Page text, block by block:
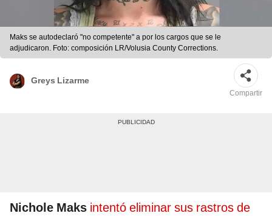
Maks se autodeclaró "no competente" a por los cargos que se le
adjudicaron. Foto: composición LR/Volusia County Corrections.
Greys Lizarme
Compartir
Nichole Maks intentó eliminar sus rastros de